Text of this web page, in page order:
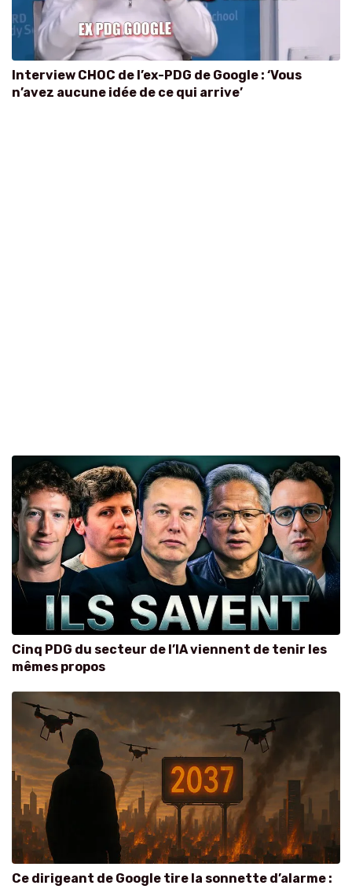
Interview CHOC de l’ex-PDG de Google : ‘Vous
n’avez aucune idée de ce qui arrive’
Cinq PDG du secteur de l’IA viennent de tenir les
mêmes propos
Ce dirigeant de Google tire la sonnette d’alarme :